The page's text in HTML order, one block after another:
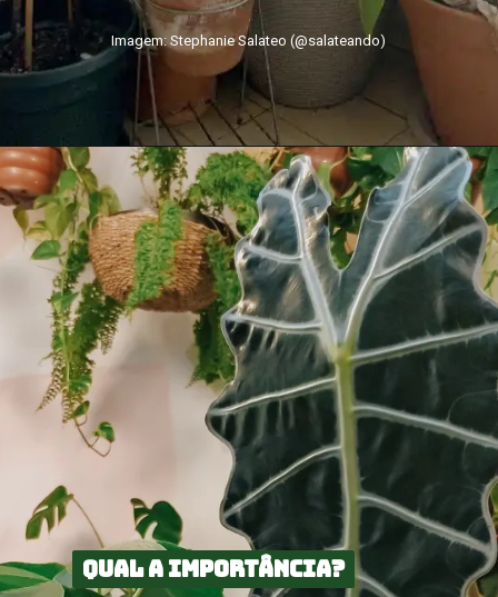
Imagem: Stephanie Salateo (@salateando)
Qual a importância?
Qual a importância?